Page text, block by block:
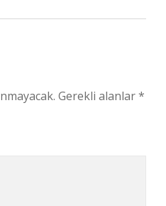
Gerekli alanlar*